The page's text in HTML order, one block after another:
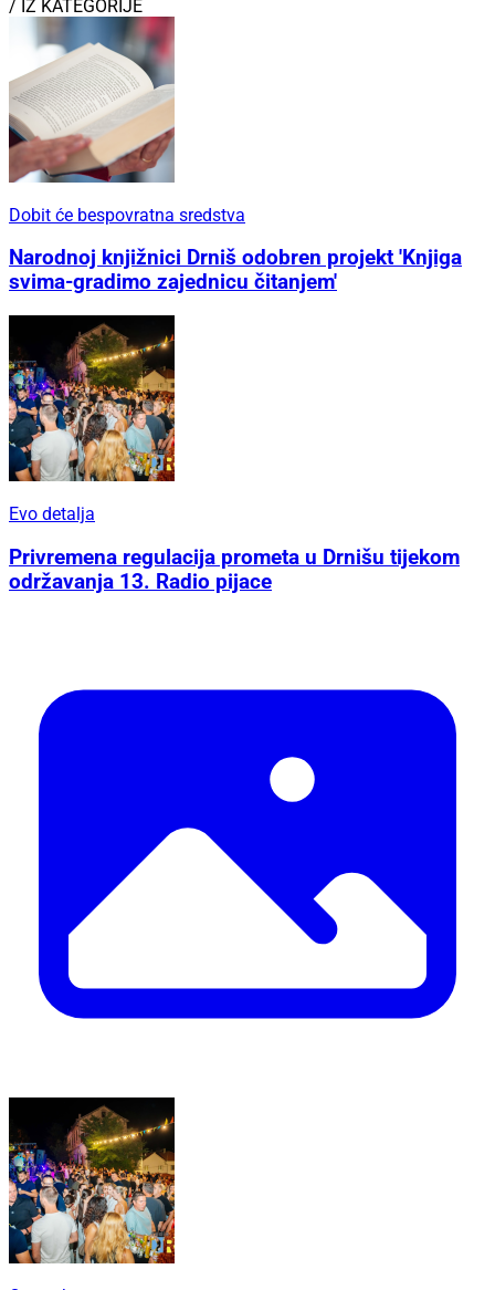
/ IZ KATEGORIJE
Dobit će bespovratna sredstva
Narodnoj knjižnici Drniš odobren projekt 'Knjiga
svima-gradimo zajednicu čitanjem'
Evo detalja
Privremena regulacija prometa u Drnišu tijekom
održavanja 13. Radio pijace